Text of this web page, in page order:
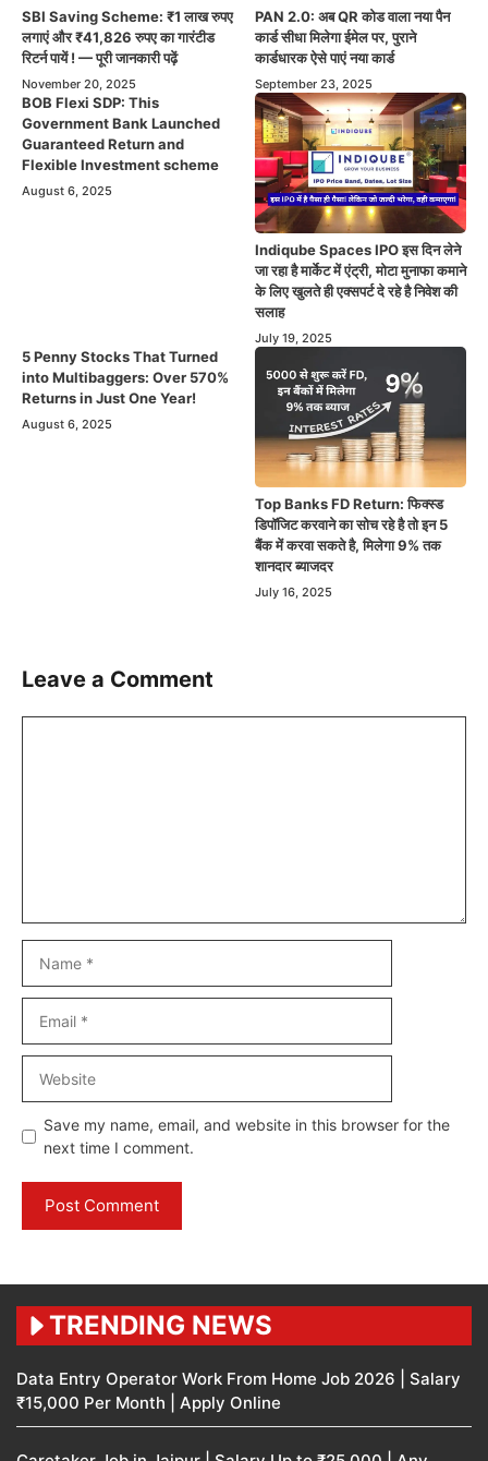
SBI Saving Scheme: ₹1 लाख रुपए
लगाएं और ₹41,826 रुपए का गारंटीड
रिटर्न पायें ! — पूरी जानकारी पढ़ें
November 20, 2025
PAN 2.0: अब QR कोड वाला नया पैन
कार्ड सीधा मिलेगा ईमेल पर, पुराने
कार्डधारक ऐसे पाएं नया कार्ड
September 23, 2025
BOB Flexi SDP: This
Government Bank Launched
Guaranteed Return and
Flexible Investment scheme
August 6, 2025
Indiqube Spaces IPO इस दिन लेने
जा रहा है मार्केट में एंट्री, मोटा मुनाफा कमाने
के लिए खुलते ही एक्सपर्ट दे रहे है निवेश की
सलाह
July 19, 2025
5 Penny Stocks That Turned
into Multibaggers: Over 570%
Returns in Just One Year!
August 6, 2025
Top Banks FD Return: फिक्स्ड
डिपॉजिट करवाने का सोच रहे है तो इन 5
बैंक में करवा सकते है, मिलेगा 9% तक
शानदार ब्याजदर
July 16, 2025
Leave a Comment
Save my name, email, and website in this browser for the
next time I comment.
TRENDING NEWS
Data Entry Operator Work From Home Job 2026 | Salary
₹15,000 Per Month | Apply Online